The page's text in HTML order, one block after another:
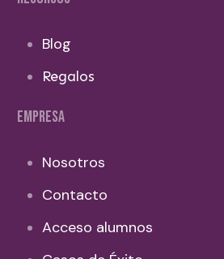
Blog
Regalos
EMPRESA
Nosotros
Contacto
Acceso alumnos